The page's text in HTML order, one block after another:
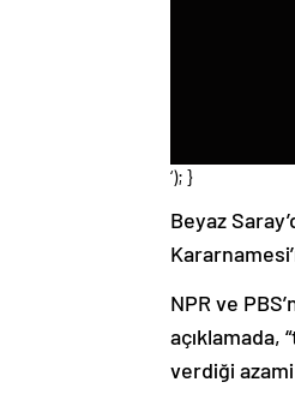
‘); }
Beyaz
NPR ve
açıklamada,
verdiği